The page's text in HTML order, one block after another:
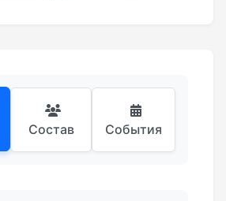
Состав События